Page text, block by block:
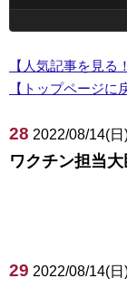
【人気記事を見る
【トップページに
28 2022/08/14(
ワクチン担当
29 2022/08/14(